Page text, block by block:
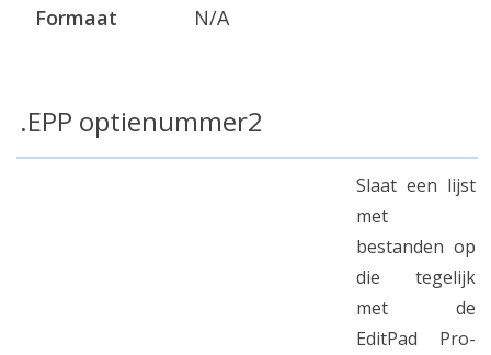
Formaat
N/A
.EPP optienummer2
Slaat een lijst
met
bestanden op
die tegelijk
met de
EditPad Pro-